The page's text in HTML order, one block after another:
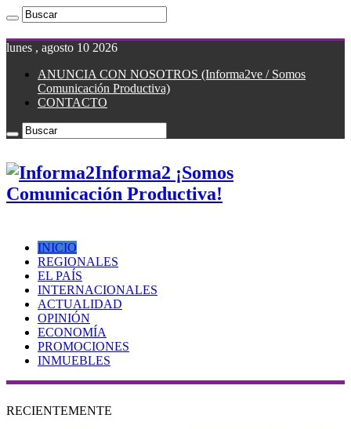
lunes , agosto 10 2026
ANUNCIA CON NOSOTROS (Informa2ve / Somos
Comunicación Productiva)
CONTACTO
Informa2 ¡Somos
Comunicación Productiva!
INICIO
REGIONALES
EL PAÍS
INTERNACIONALES
ACTUALIDAD
OPINIÓN
ECONOMÍA
PROMOCIONES
INMUEBLES
RECIENTEMENTE